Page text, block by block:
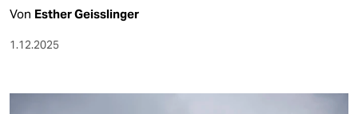
Von Esther Geisslinger
1.12.2025